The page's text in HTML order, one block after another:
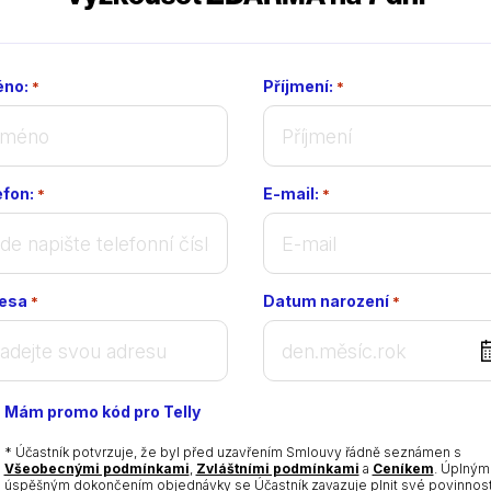
* Příjmení: *
* E-mail: *
* Datum narození *
DD
dot
YYYY
Mám promo kód pro Telly
* Účastník potvrzuje, že byl před uzavřením Smlouvy řádně seznámen s
Všeobecnými podmínkami Zvláštními podmínkami a Ceníkem .
úspěšným dokončením objednávky se Účastník zavazuje plnit své